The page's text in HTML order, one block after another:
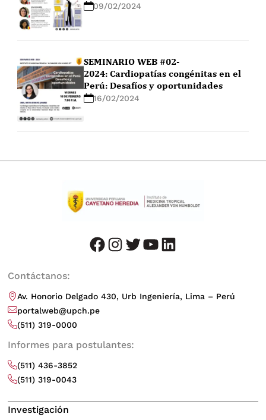
09/02/2024
SEMINARIO WEB #02-
2024: Cardiopatías congénitas en el
Perú: Desafíos y oportunidades
16/02/2024
facebook instagram twitter youtube LinkedIn
Contáctanos:
Av. Honorio Delgado 430, Urb Ingeniería, Lima – Perú
portalweb@upch.pe
(511) 319-0000
Informes para postulantes:
(511) 436-3852
(511) 319-0043
Investigación